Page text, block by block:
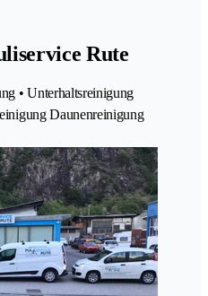
Rute
• Unterhaltsreinigung
Daunenreinigung